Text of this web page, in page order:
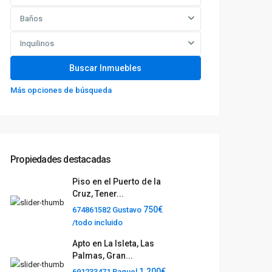
Baños
Inquilinos
Más opciones de búsqueda
Propiedades destacadas
Piso en el Puerto de la
Cruz, Tener...
674861582 Gustavo 750€
/todo incluido
Apto en La Isleta, Las
Palmas, Gran...